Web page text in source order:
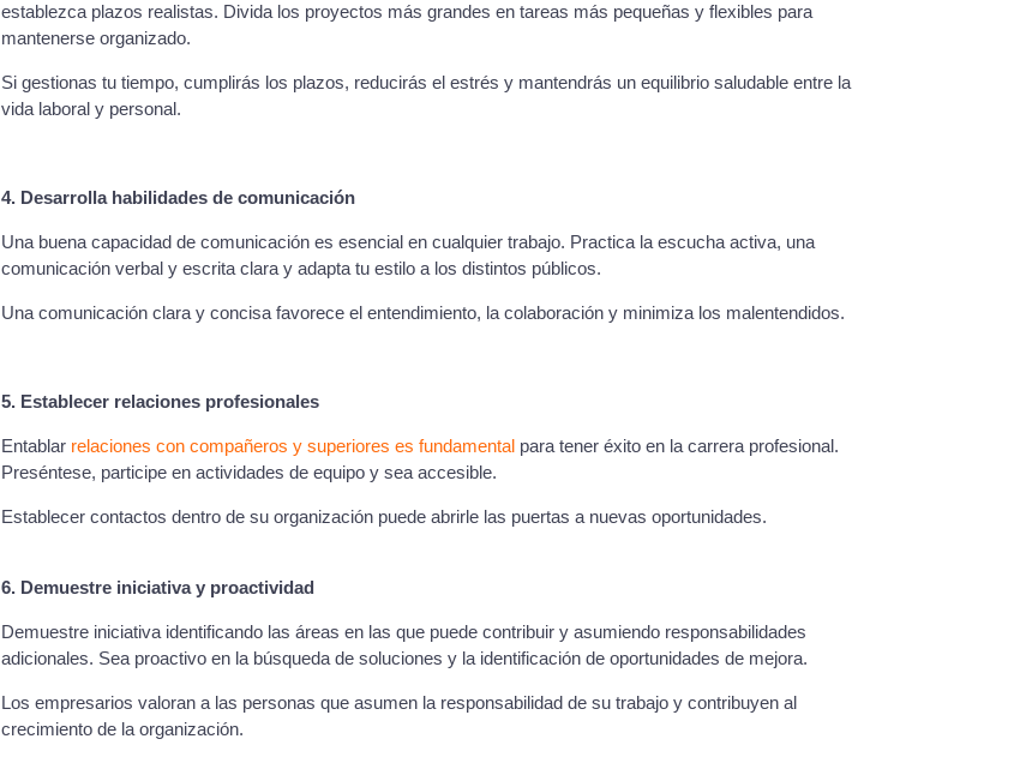
establezca plazos realistas. Divida los proyectos más grandes en tareas más pequeñas y flexibles para
mantenerse organizado.
Si gestionas tu tiempo, cumplirás los plazos, reducirás el estrés y mantendrás un equilibrio saludable entre la
vida laboral y personal.
4. Desarrolla habilidades de comunicación
Una buena capacidad de comunicación es esencial en cualquier trabajo. Practica la escucha activa, una
comunicación verbal y escrita clara y adapta tu estilo a los distintos públicos.
Una comunicación clara y concisa favorece el entendimiento, la colaboración y minimiza los malentendidos.
5. Establecer relaciones profesionales
Entablar relaciones con compañeros y superiores es fundamentalpara tener éxito en la carrera profesional.
Preséntese, participe en actividades de equipo y sea accesible.
Establecer contactos dentro de su organización puede abrirle las puertas a nuevas oportunidades.
6. Demuestre iniciativa y proactividad
Demuestre iniciativa identificando las áreas en las que puede contribuir y asumiendo responsabilidades
adicionales. Sea proactivo en la búsqueda de soluciones y la identificación de oportunidades de mejora.
Los empresarios valoran a las personas que asumen la responsabilidad de su trabajo y contribuyen al
crecimiento de la organización.